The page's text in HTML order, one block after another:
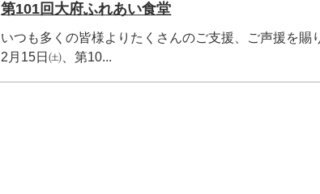
第101回大府ふれあい食堂
いつも多くの皆様よりたくさんのご支援、ご声援を賜
2月15日㈯、第10...